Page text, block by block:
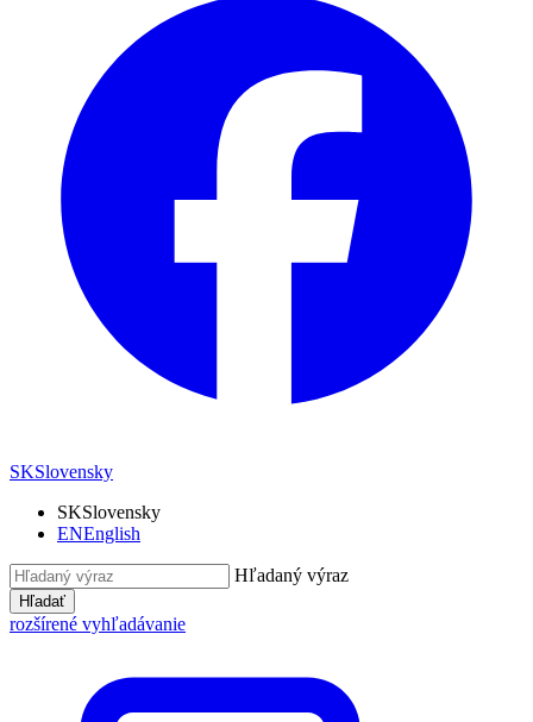
SKSlovensky
SKSlovensky
ENEnglish
Hľadaný výraz
Hľadať
rozšírené vyhľadávanie